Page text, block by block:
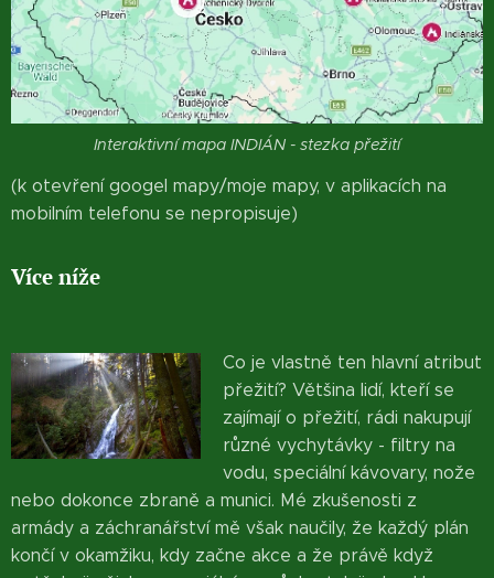
Interaktivní mapa INDIÁN - stezka přežití
(k otevření googel mapy/moje mapy, v aplikacích na
mobilním telefonu se nepropisuje)
Více níže 👇
Co je vlastně ten hlavní atribut
přežití? Většina lidí, kteří se
zajímají o přežití, rádi nakupují
různé vychytávky - filtry na
vodu, speciální kávovary, nože
nebo dokonce zbraně a munici. Mé zkušenosti z
armády a záchranářství mě však naučily, že každý plán
končí v okamžiku, kdy začne akce a že právě když